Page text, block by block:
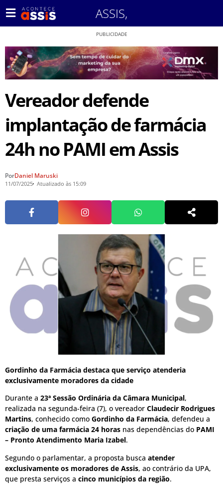
ASSIS,
PUBLICIDADE
Vereador defende
implantação de farmácia
24h no PAMI em Assis
PorDaniel Maruski
11/07/2025 Atualizado às 15:09
Gordinho da Farmácia destaca que serviço atenderia
exclusivamente moradores da cidade
Durante a 23ª Sessão Ordinária da Câmara Municipal,
realizada na segunda-feira (7), o vereador Claudecir Rodrigues
Martins, conhecido como Gordinho da Farmácia, defendeu a
criação de uma farmácia 24 horas nas dependências do PAMI
– Pronto Atendimento Maria Izabel.
Segundo o parlamentar, a proposta busca atender
exclusivamente os moradores de Assis, ao contrário da UPA,
que presta serviços a cinco municípios da região.